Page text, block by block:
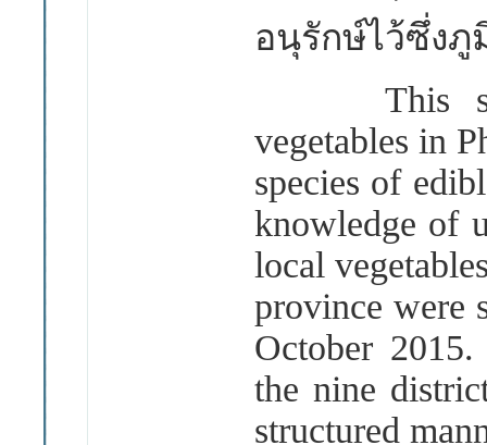
อนุรักษ์ไว้ซึ่ง
This
vegetables in
species of
knowledge of
local
province were
October
the nine
structured